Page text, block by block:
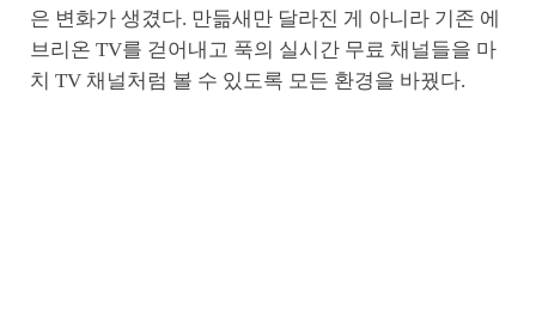
은 변화가 생겼다. 만듦새만 달라진 게 아니라 기존 에
브리온 TV를 걷어내고 푹의 실시간 무료 채널들을 마
치 TV 채널처럼 볼 수 있도록 모든 환경을 바꿨다.